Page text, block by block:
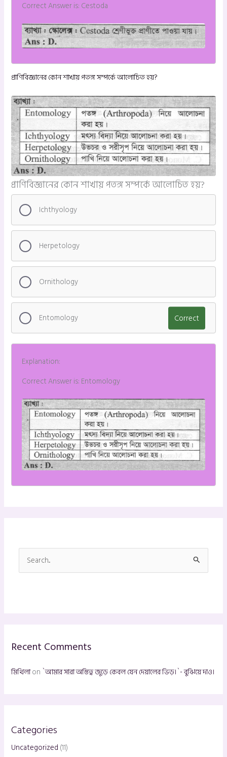
Correct Answer is: Cestoda
প্রাণিবিজ্ঞানের কোন শাখায় পতঙ্গ সম্পর্কে আলোচিত হয়?
প্রাণিবিজ্ঞানের কোন শাখায় পতঙ্গ সম্পর্কে আলোচিত হয়?
Ichthyology
Herpetology
Ornithology
Entomology Correct
Explanation:
Correct Answer is: Entomology
e
f
Recent Comments
মিথিলাon `আমার সারা অস্তিত্ব জুড়ে কেবল যেন দেয়ালের ভিড়।`- বুঝিয়ে দাও।
Categories
Uncategorized (11)